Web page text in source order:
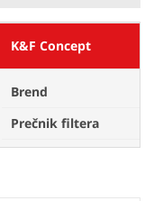
K&F Concept
Brend
Prečnik filtera